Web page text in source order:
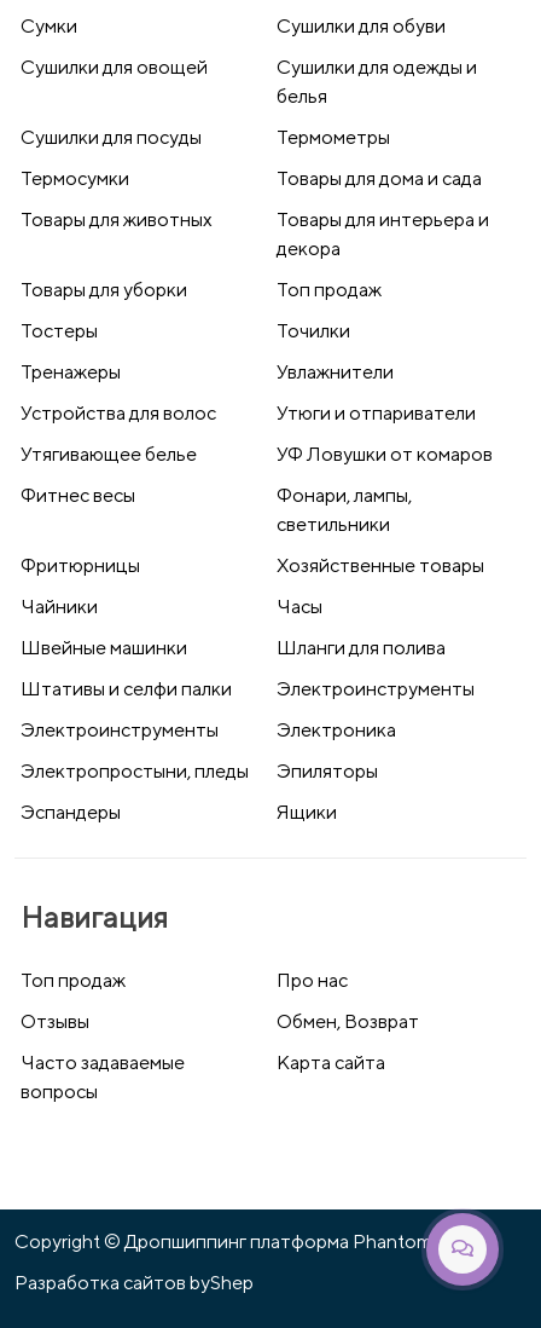
Сумки
Сушилки для обуви
Сушилки для овощей
Сушилки для одежды и
белья
Сушилки для посуды
Термометры
Термосумки
Товары для дома и сада
Товары для животных
Товары для интерьера и
декора
Товары для уборки
Топ продаж
Тостеры
Точилки
Тренажеры
Увлажнители
Устройства для волос
Утюги и отпариватели
Утягивающее белье
УФ Ловушки от комаров
Фитнес весы
Фонари, лампы,
светильники
Фритюрницы
Хозяйственные товары
Чайники
Часы
Швейные машинки
Шланги для полива
Штативы и селфи палки
Электроинструменты
Электроинструменты
Электроника
Электропростыни, пледы
Эпиляторы
Эспандеры
Ящики
Навигация
Топ продаж
Про нас
Отзывы
Обмен, Возврат
Часто задаваемые
вопросы
Карта сайта
Copyright © Дропшиппинг платформа Phantom 2026
Разработка сайтов byShep